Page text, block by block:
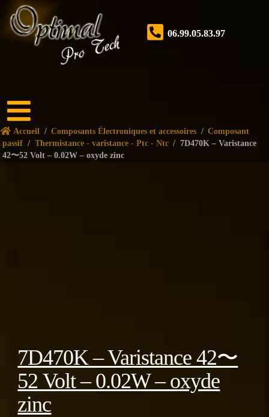
06.99.05.83.97
Accueil
Boutique
Accueil / Composants Électroniques et accessoires / Composant
passif / Thermistance - varistance - Ptc - Ntc / 7D470K – Varistance
42〜52 Volt – 0.02W – oxyde zinc
7D470K – Varistance 42〜
52 Volt – 0.02W – oxyde
zinc